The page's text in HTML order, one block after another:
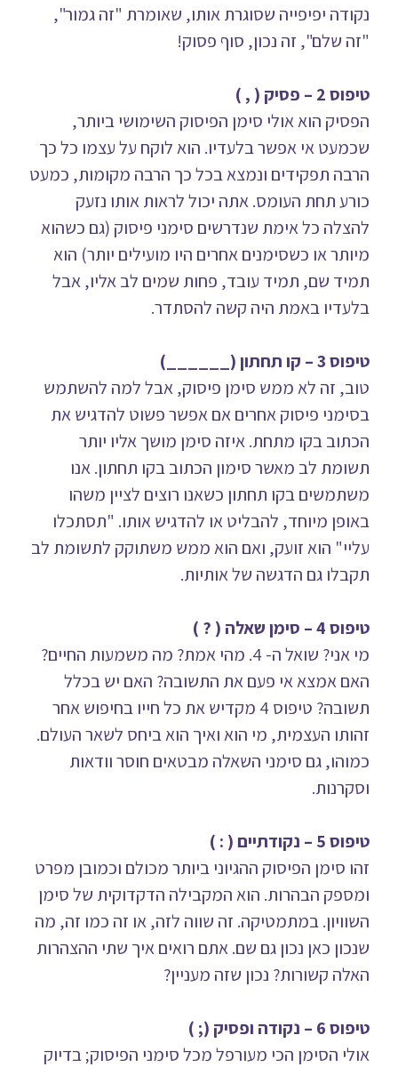
נקודה יפיפייה שסוגרת אותו, שאומרת "זה גמור",
"זה שלם", זה נכון, סוף פסוק!
טיפוס 2 – פסיק ( , )
הפסיק הוא אולי סימן הפיסוק השימושי ביותר,
שכמעט אי אפשר בלעדיו. הוא לוקח על עצמו כל כך
הרבה תפקידים ונמצא בכל כך הרבה מקומות, כמעט
כורע תחת העומס. אתה יכול לראות אותו נזעק
להצלה כל אימת שנדרשים סימני פיסוק (גם כשהוא
מיותר או כשסימנים אחרים היו מועילים יותר) הוא
תמיד שם, תמיד עובד, פחות שמים לב אליו, אבל
בלעדיו באמת היה קשה להסתדר.
טיפוס 3 – קו תחתון (______)
טוב, זה לא ממש סימן פיסוק, אבל למה להשתמש
בסימני פיסוק אחרים אם אפשר פשוט להדגיש את
הכתוב בקו מתחת. איזה סימן מושך אליו יותר
תשומת לב מאשר סימון הכתוב בקו תחתון. אנו
משתמשים בקו תחתון כשאנו רוצים לציין משהו
באופן מיוחד, להבליט או להדגיש אותו. "תסתכלו
עליי" הוא זועק, ואם הוא ממש משתוקק לתשומת לב
תקבלו גם הדגשה של אותיות.
טיפוס 4 – סימן שאלה ( ? )
מי אני? שואל ה- 4. מהי אמת? מה משמעות החיים?
האם אמצא אי פעם את התשובה? האם יש בכלל
תשובה? טיפוס 4 מקדיש את כל חייו בחיפוש אחר
זהותו העצמית, מי הוא ואיך הוא ביחס לשאר העולם.
כמוהו, גם סימני השאלה מבטאים חוסר וודאות
וסקרנות.
טיפוס 5 – נקודתיים ( : )
זהו סימן הפיסוק ההגיוני ביותר מכולם וכמובן מפרט
ומספק הבהרות. הוא המקבילה הדקדוקית של סימן
השוויון. במתמטיקה. זה שווה לזה, או זה כמו זה, מה
שנכון כאן נכון גם שם. אתם רואים איך שתי ההצהרות
האלה קשורות? נכון שזה מעניין?
טיפוס 6 – נקודה ופסיק (; )
אולי הסימן הכי מעורפל מכל סימני הפיסוק; בדיוק